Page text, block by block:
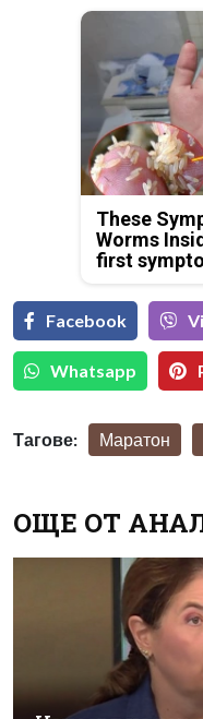
These
Worms
first
Facebook
Whatsapp
Тагове: Маратон
ОЩЕ ОТ